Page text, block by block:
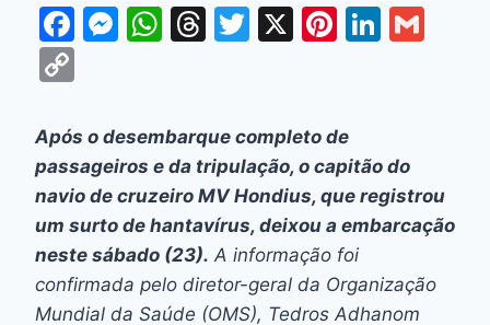
F
e
b
o
o
k
M
s
e
n
g
er
W
s
A
p
p
T
a
d
s
T
er
X
Pi
e
st
Li
dI
n
p
y
Li
n
k
Após o desembarque completo de
passageiros e da tripulação, o capitão do
navio de cruzeiro MV Hondius, que registrou
um surto de hantavírus, deixou a embarcação
neste sábado (23). A informação foi
confirmada pelo diretor-geral da Organização
Mundial da Saúde (OMS), Tedros Adhanom